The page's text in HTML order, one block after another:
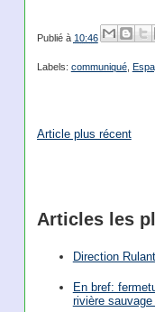
Publié à 10:46
Labels: communiqué,
Article plus récent
Articles les
Direction
En bref:
rivière